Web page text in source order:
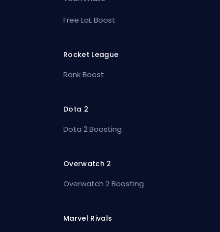
Free LoL Boost
Rocket League
Rank Boost
Dota 2
Dota 2 Boosting
Overwatch 2
Overwatch 2 Boosting
Marvel Rivals